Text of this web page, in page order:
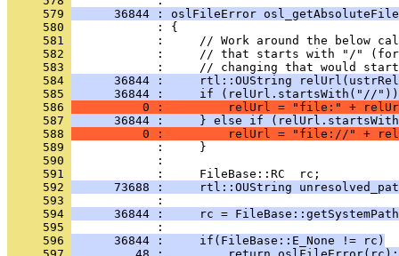
     579
36844 : oslFileError
     580
     581
     582
     583
     584
36844 :     rtl::OUString
     585
36844 :     if (relUrl.startsWith("//
     586
0 :         relUrl = "file:" +
     587
36844 :     } else if
     588
0 :         relUrl = "file://" +
     589
     590
     591
     592
73688 :     rtl::OUString
     593
     594
36844 :     rc =
     595
     596
      36844 :     if(FileBase::E_None != rc)